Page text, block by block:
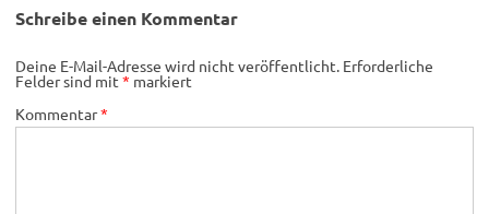
Schreibe einen Kommentar
Deine E-Mail-Adresse wird nicht veröffentlicht. Erforderliche
Felder sind mit * markiert
Kommentar*